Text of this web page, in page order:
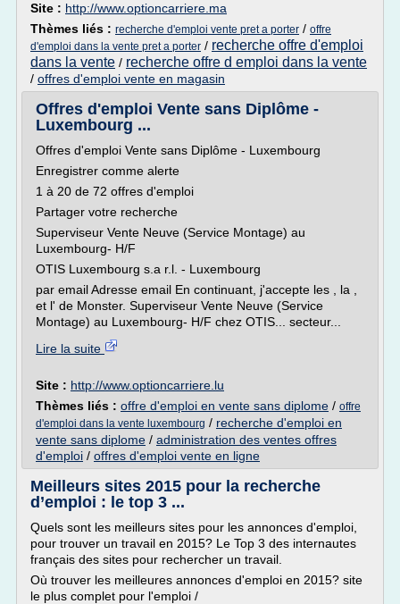
Site : http://www.optioncarriere.ma
Thèmes liés : recherche d'emploi vente pret a porter / offre
d'emploi dans la vente pret a porter / recherche offre d'emploi
dans la vente / recherche offre d emploi dans la vente
/ offres d'emploi vente en magasin
Offres d'emploi Vente sans Diplôme -
Luxembourg ...
Offres d'emploi Vente sans Diplôme - Luxembourg
Enregistrer comme alerte
1 à 20 de 72 offres d'emploi
Partager votre recherche
Superviseur Vente Neuve (Service Montage) au
Luxembourg- H/F
OTIS Luxembourg s.a r.l. - Luxembourg
par email Adresse email En continuant, j'accepte les , la ,
et l' de Monster. Superviseur Vente Neuve (Service
Montage) au Luxembourg- H/F chez OTIS... secteur...
Lire la suite
Site : http://www.optioncarriere.lu
Thèmes liés : offre d'emploi en vente sans diplome / offre
d'emploi dans la vente luxembourg / recherche d'emploi en
vente sans diplome / administration des ventes offres
d'emploi / offres d'emploi vente en ligne
Meilleurs sites 2015 pour la recherche
d’emploi : le top 3 ...
Quels sont les meilleurs sites pour les annonces d'emploi,
pour trouver un travail en 2015? Le Top 3 des internautes
français des sites pour rechercher un travail.
Où trouver les meilleures annonces d'emploi en 2015? site
le plus complet pour l'emploi /